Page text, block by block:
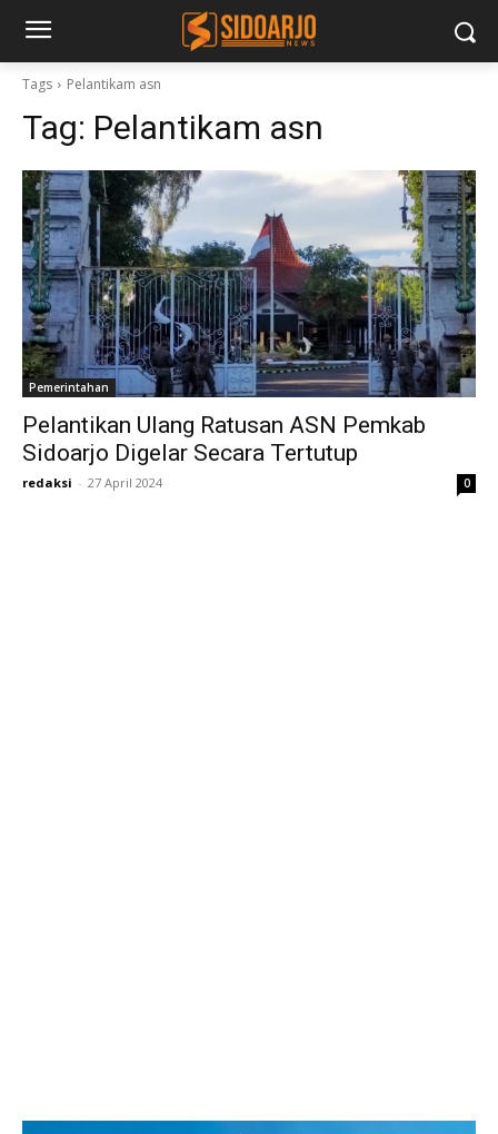
Tags Pelantikam asn
Tag: Pelantikam asn
Pemerintahan
Pelantikan Ulang Ratusan ASN Pemkab
Sidoarjo Digelar Secara Tertutup
redaksi - 27 April 2024 0